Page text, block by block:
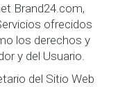
Brand24.com,
ofrecidos
los derechos y
y del Usuario.
del Sitio Web